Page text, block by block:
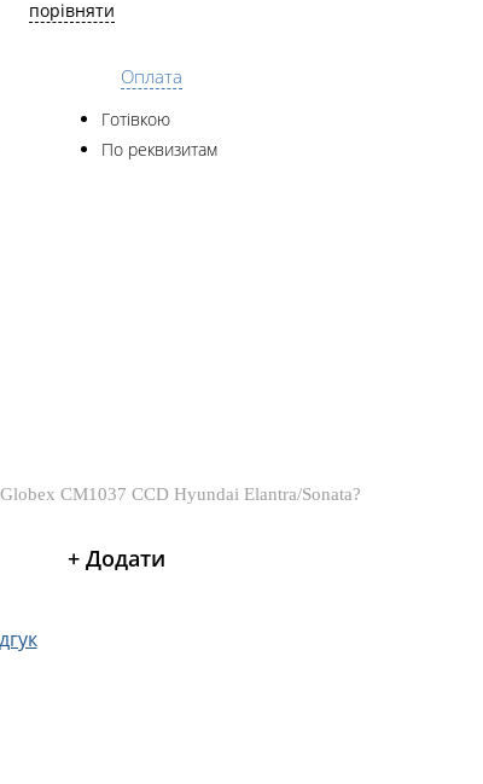
порівняти
Оплата
Готівкою
По реквизитам